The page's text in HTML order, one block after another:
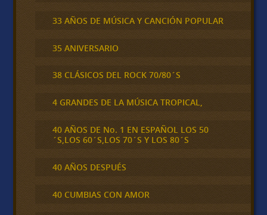
33 AÑOS DE MÚSICA Y CANCIÓN POPULAR
35 ANIVERSARIO
38 CLÁSICOS DEL ROCK 70/80´S
4 GRANDES DE LA MÚSICA TROPICAL,
40 AÑOS DE No. 1 EN ESPAÑOL LOS 50
´S,LOS 60´S,LOS 70´S Y LOS 80´S
40 AÑOS DESPUÉS
40 CUMBIAS CON AMOR